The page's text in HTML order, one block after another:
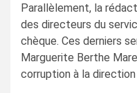
Parallèlement, la
des directeurs du
chèque. Ces derniers
Marguerite Berthe
corruption à la direction